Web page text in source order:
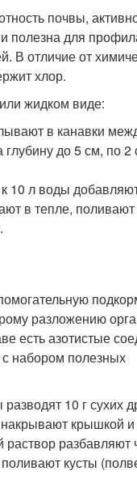
почвы,
полезна для
В отличие от
хлор.
жидком виде:
в канавки
глубину до 5 см, по 2
10 л воды
в тепле,
разложению
есть азотистые
набором полезных
10 г сухих
крышкой
разбавляют
кусты